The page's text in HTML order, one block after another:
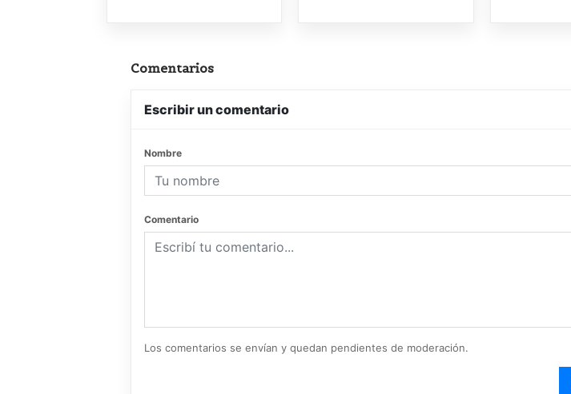
Comentarios
Escribir un comentario
Nombre
Comentario
Los comentarios se envían y quedan pendientes de moderación.